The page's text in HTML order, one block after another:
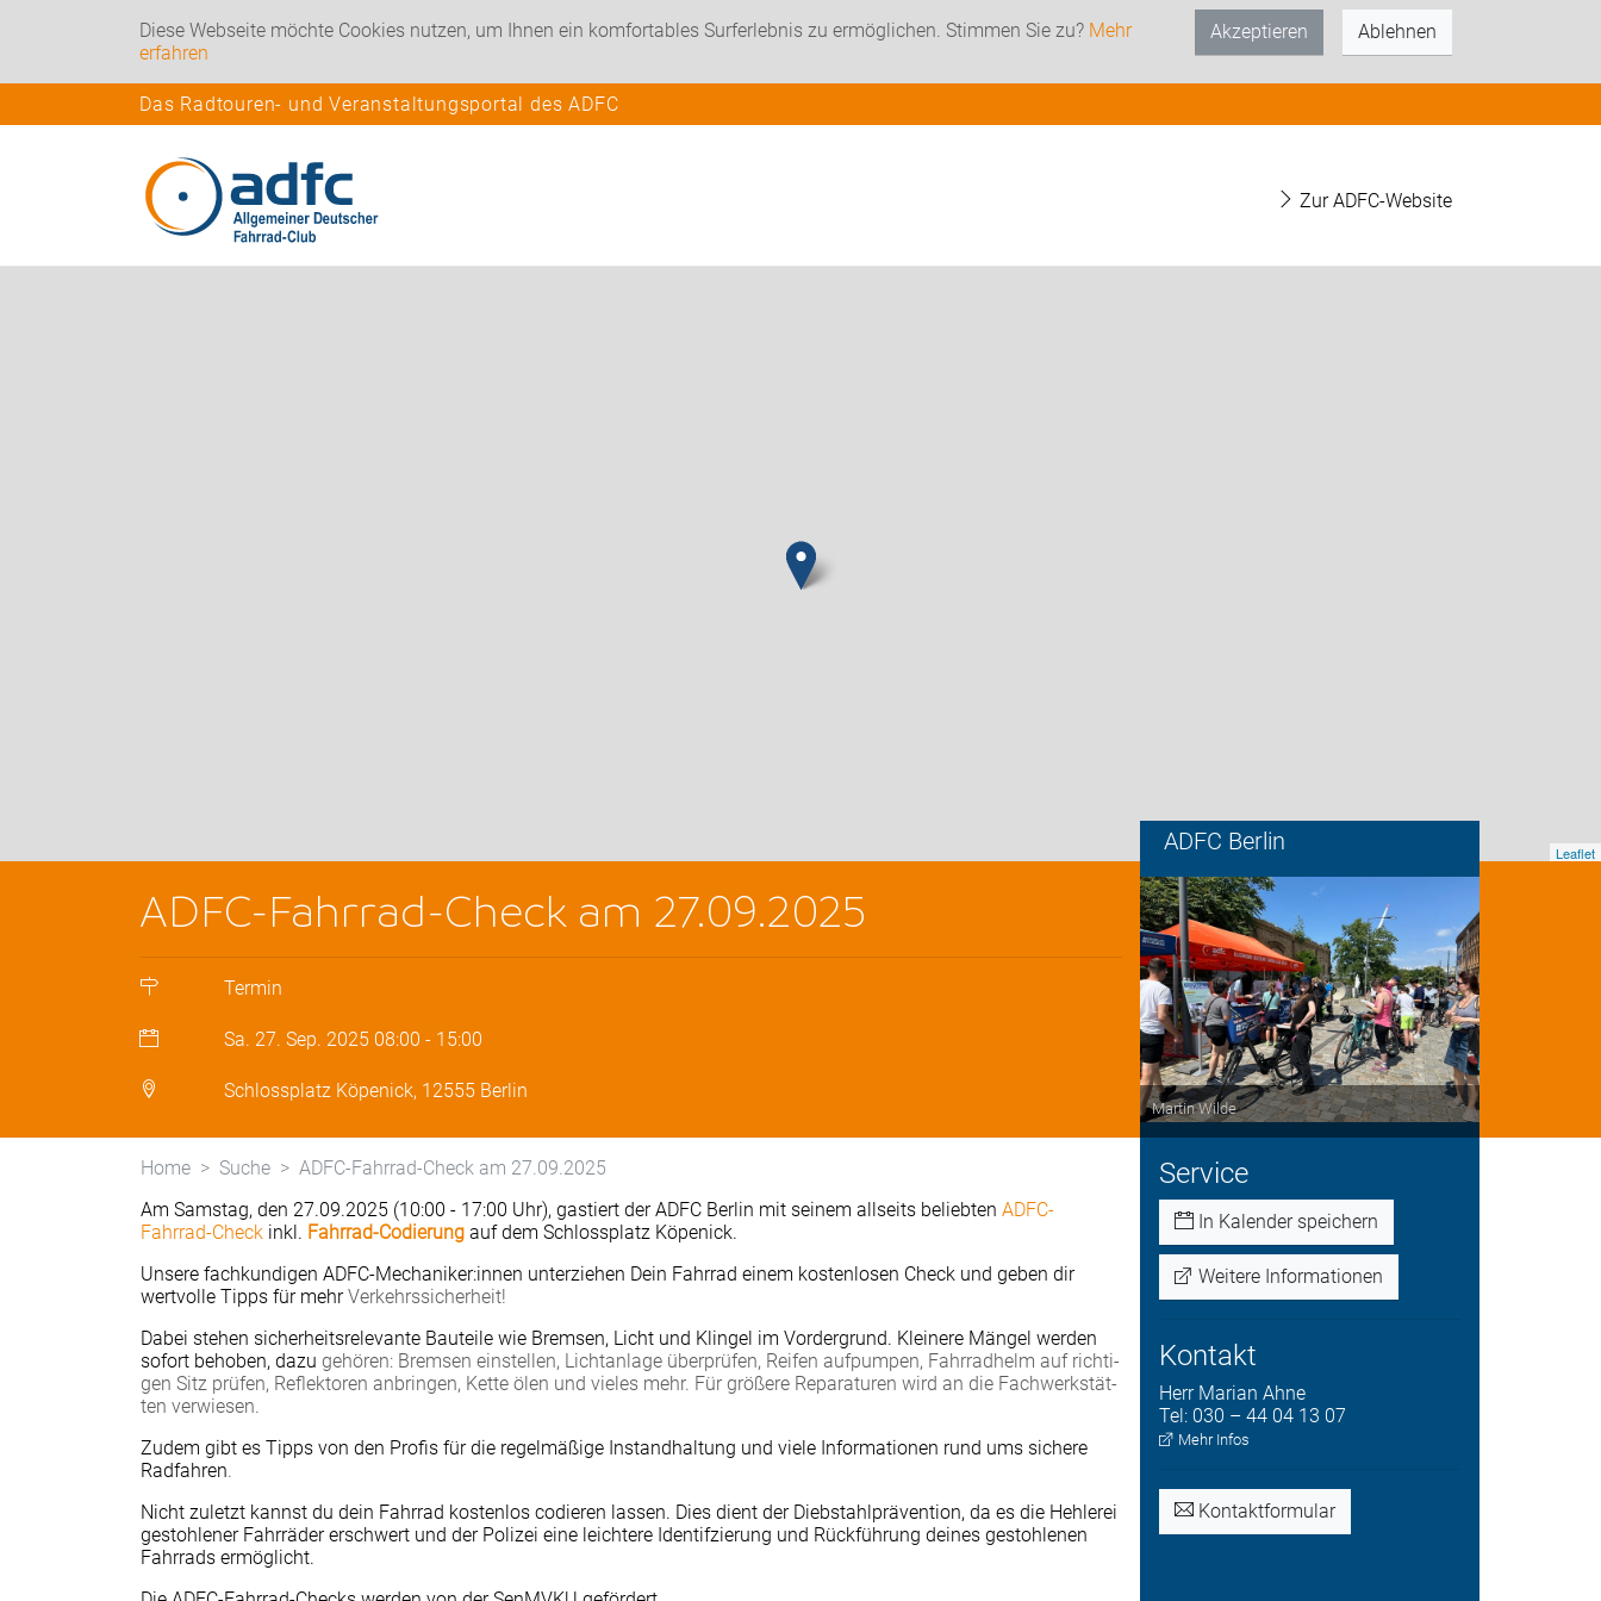
Diese Webseite möchte Cookies nutzen, um Ihnen ein komfortables Surferlebnis zu ermöglichen. Stimmen Sie zu? Mehr
erfahren
Akzeptieren Ablehnen
Das Radtouren- und Veranstaltungsportal des ADFC
Zur ADFC-Website
Leaflet
ADFC Berlin
ADFC-Fahrrad-Check am 27.09.2025
Termin
Sa. 27. Sep. 2025 08:00 - 15:00
Schlossplatz Köpenick, 12555 Berlin
Martin Wilde
Service
In Kalender speichern
Weitere Informationen
Kontakt
Herr Marian Ahne
Tel: 030 – 44 04 13 07
Mehr Infos
Kontaktformular
Home Suche
ADFC-Fahrrad-Check am 27.09.2025
Am Samstag, den 27.09.2025 (10:00 - 17:00 Uhr), gastiert der ADFC Berlin mit seinem allseits beliebten ADFC-
Fahrrad-Check inkl. Fahrrad-Codierung auf dem Schlossplatz Köpenick.
Unsere fach­kun­di­gen ADFC-Mecha­ni­ker:innen unterziehen Dein Fahrrad einem kostenlosen Check und geben dir
wertvolle Tipps für mehrVerkehrssicherheit!
Dabei ste­hen sicher­heits­re­le­vante Bau­teile wie Brem­sen, Licht und Klin­gel im Vor­der­grund. Klei­nere Män­gel wer­den
sofort beho­ben, dazu gehören: Brem­sen ein­stel­len, Licht­an­lage über­prü­fen, Rei­fen auf­pum­pen, Fahr­rad­helm auf rich­ti­
gen Sitz prü­fen, Reflek­to­ren anbrin­gen, Kette ölen und vie­les mehr. Für grö­ßere Repa­ra­tu­ren wird an die Fach­werk­stät­
ten ver­wie­sen.
Zudem gibt es Tipps von den Profis für die regel­mä­ßige Instand­hal­tung und viele Infor­ma­ti­o­nen rund ums sichere
Rad­fah­ren.
Nicht zuletzt kannst du dein Fahrrad kostenlos codieren lassen. Dies dient der Diebstahlprävention, da es die Hehlerei
gestohlener Fahrräder erschwert und der Polizei eine leichtere Identifzierung und Rückführung deines gestohlenen
Fahrrads ermöglicht.